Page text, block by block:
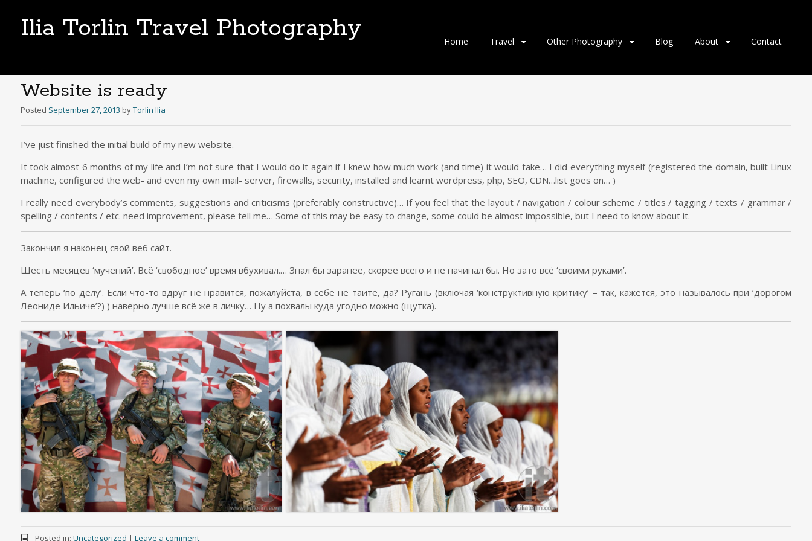
Ilia Torlin Travel Photography
Skip
Home Travel Other Photography Blog About Contact
Website is ready
Posted September 27, 2013 byTorlin Ilia
I’ve just finished the initial build of my new website.
It took almost 6 months of my life and I’m not sure that I would do it again if I knew how much work (and time) it would take… I did everything myself (registered the domain, built Linux
machine, configured the web- and even my own mail- server, firewalls, security, installed and learnt wordpress, php, SEO, CDN…list goes on… )
I really need everybody’s comments, suggestions and criticisms (preferably constructive)… If you feel that the layout / navigation / colour scheme / titles / tagging / texts / grammar /
spelling / contents / etc. need improvement, please tell me… Some of this may be easy to change, some could be almost impossible, but I need to know about it.
Закончил я наконец свой веб сайт.
Шесть месяцев ‘мучений’. Всё ‘свободное’ время вбухивал.… Знал бы заранее, скорее всего и не начинал бы. Но зато всё ‘своими руками’.
А теперь ‘по делу’. Если что-то вдруг не нравится, пожалуйста, в себе не таите, да? Ругань (включая ‘конструктивную критику’ – так, кажется, это называлoсь при ‘дорогом
Леониде Ильиче’?) ) наверно лучше всё же в личку… Ну а похвалы куда угодно можно (щутка).
Posted in:Uncategorized |Leave a comment